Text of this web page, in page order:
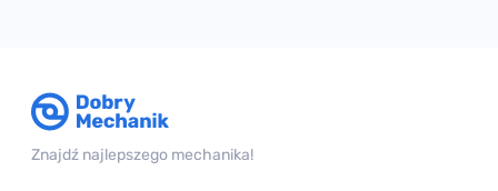
Znajdź najlepszego mechanika!